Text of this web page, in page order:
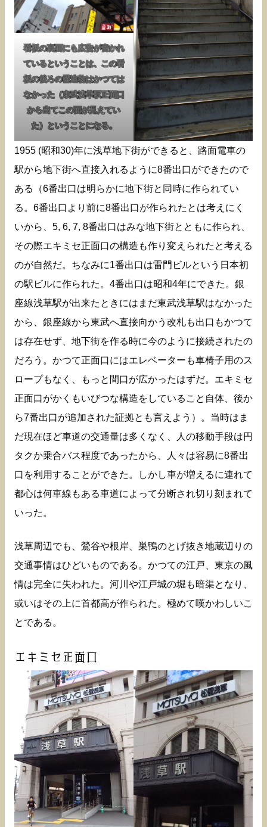
看板の裏面にも広告が書かれ
ているということは、この看
板の後ろの構造物はかつては
なかった（東武浅草駅正面口
から出てこの面が見えてい
た）ということになる。
1955 (昭和30)年に浅草地下街ができると、路面電車の
駅から地下街へ直接入れるように8番出口ができたので
ある（6番出口は明らかに地下街と同時に作られてい
る。6番出口より前に8番出口が作られたとは考えにく
いから、5, 6, 7, 8番出口はみな地下街とともに作られ、
その際エキミセ正面口の構造も作り変えられたと考える
のが自然だ。ちなみに1番出口は雷門ビルという日本初
の駅ビルに作られた。4番出口は昭和4年にできた。銀
座線浅草駅が出来たときにはまだ東武浅草駅はなかった
から、銀座線から東武へ直接向かう改札も出口もかつて
は存在せず、地下街を作る時に今のように接続されたの
だろう。かつて正面口にはエレベーターも車椅子用のス
ロープもなく、もっと間口が広かったはずだ。エキミセ
正面口がかくもいびつな構造をしていること自体、後か
ら7番出口が追加された証拠とも言えよう）。当時はま
だ現在ほど車道の交通量は多くなく、人の移動手段は円
タクか乗合バス程度であったから、人々は容易に8番出
口を利用することができた。しかし車が増えるに連れて
都心は何車線もある車道によって分断され切り刻まれて
いった。
浅草周辺でも、鶯谷や根岸、巣鴨のとげ抜き地蔵辺りの
交通事情はひどいものである。かつての江戸、東京の風
情は完全に失われた。河川や江戸城の堀も暗渠となり、
或いはその上に首都高が作られた。極めて嘆かわしいこ
とである。
エキミセ正面口